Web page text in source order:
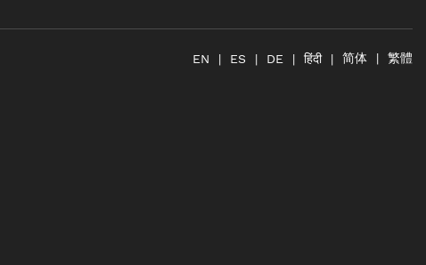
EN ES DE हिंदी 简体 繁體